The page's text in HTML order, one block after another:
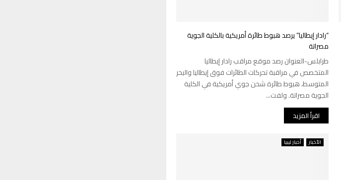
“رادار إيطاليا” يرصد هبوط طائرة أمريكية بالكلية الجوية
مصراتة
طرابلس-العنوان رصد موقع مراقب رادار إيطاليا
المتخصص في مراقبة تحركات الطائرات فوق إيطاليا والبحر
المتوسط، هبوط طائرة شحن جوي أمريكية في الكلية
الجوية مصراتة. ولفت...
اقرأ المزيد
الأخبار أخبار ليبيا